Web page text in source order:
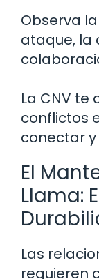
Observa
ataque, la
La CNV
conflictos
conectar
El
Llama:
Las
requieren